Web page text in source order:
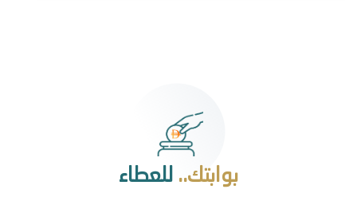
بوابتك.. للعطاء